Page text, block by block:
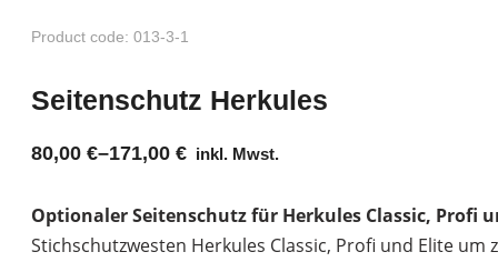
Product code: 013-3-1
Seitenschutz Herkules
80,00 €–171,00 € inkl. Mwst.
Optionaler Seitenschutz für Herkules Classic, Profi
Stichschutzwesten Herkules Classic, Profi und Elite um